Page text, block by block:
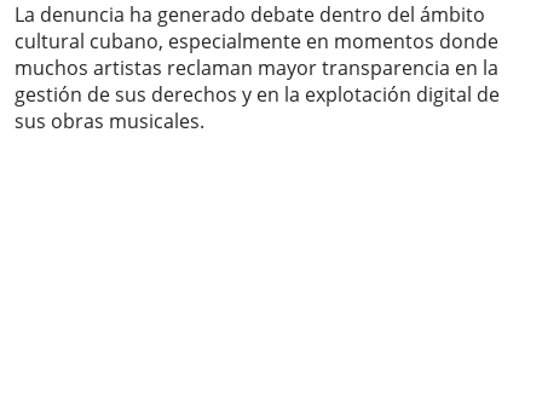
La denuncia ha generado debate dentro del ámbito
cultural cubano, especialmente en momentos donde
muchos artistas reclaman mayor transparencia en la
gestión de sus derechos y en la explotación digital de
sus obras musicales.